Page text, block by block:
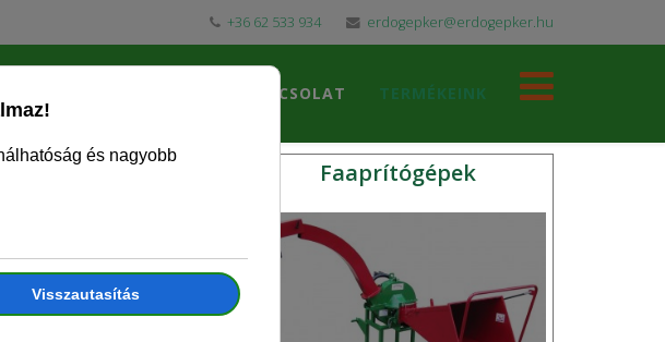
+36 62 533 934 erdogepker@erdogepker.hu
KAPCSOLAT TERMÉKEINK
Fa kiemelő (ültető) Faaprítógépek